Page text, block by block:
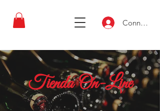
Connexion
Tienda On-Line